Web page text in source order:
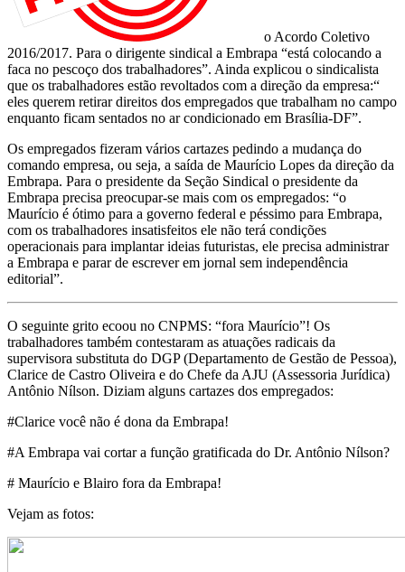
o Acordo Coletivo
2016/2017. Para o dirigente sindical a Embrapa “está colocando a
faca no pescoço dos trabalhadores”. Ainda explicou o sindicalista
que os trabalhadores estão revoltados com a direção da empresa:“
eles querem retirar direitos dos empregados que trabalham no campo
enquanto ficam sentados no ar condicionado em Brasília-DF”.
Os empregados fizeram vários cartazes pedindo a mudança do
comando empresa, ou seja, a saída de Maurício Lopes da direção da
Embrapa. Para o presidente da Seção Sindical o presidente da
Embrapa precisa preocupar-se mais com os empregados: “o
Maurício é ótimo para a governo federal e péssimo para Embrapa,
com os trabalhadores insatisfeitos ele não terá condições
operacionais para implantar ideias futuristas, ele precisa administrar
a Embrapa e parar de escrever em jornal sem independência
editorial”.
O seguinte grito ecoou no CNPMS: “fora Maurício”! Os
trabalhadores também contestaram as atuações radicais da
supervisora substituta do DGP (Departamento de Gestão de Pessoa),
Clarice de Castro Oliveira e do Chefe da AJU (Assessoria Jurídica)
Antônio Nílson. Diziam alguns cartazes dos empregados:
#Clarice você não é dona da Embrapa!
#A Embrapa vai cortar a função gratificada do Dr. Antônio Nílson?
# Maurício e Blairo fora da Embrapa!
Vejam as fotos: